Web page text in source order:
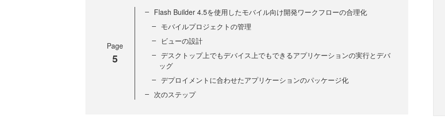
Page
5
Flash Builder 4.5を使用したモバイル向け開発ワークフローの合理化
モバイルプロジェクトの管理
ビューの設計
デスクトップ上でもデバイス上でもできるアプリケーションの実行とデバ
ッグ
デプロイメントに合わせたアプリケーションのパッケージ化
次のステップ